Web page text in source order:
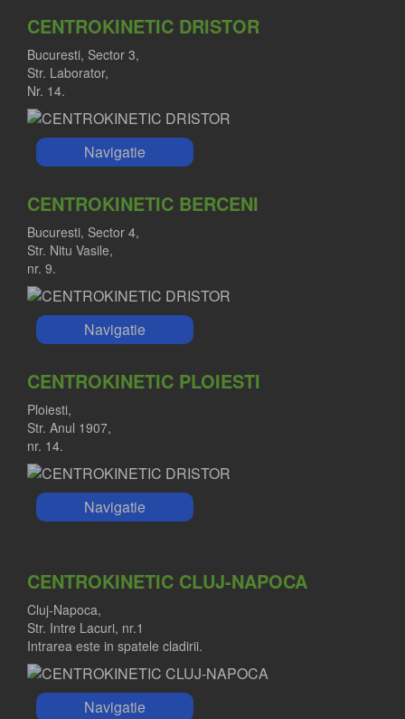
CENTROKINETIC DRISTOR
Bucuresti, Sector 3,
Str. Laborator,
Nr. 14.
Navigatie
CENTROKINETIC BERCENI
Bucuresti, Sector 4,
Str. Nitu Vasile,
nr. 9.
Navigatie
CENTROKINETIC PLOIESTI
Ploiesti,
Str. Anul 1907,
nr. 14.
Navigatie
CENTROKINETIC CLUJ-NAPOCA
Cluj-Napoca,
Str. Intre Lacuri, nr.1
Intrarea este in spatele cladirii.
Navigatie